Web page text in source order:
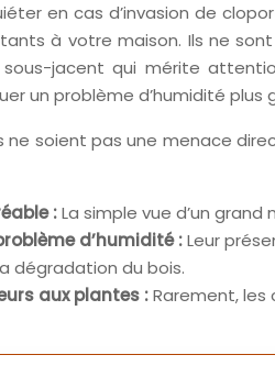
en cas d’invasion de
à votre maison. Ils ne
sous-jacent qui mérite
un problème d’humidité
ne soient pas une menace
:La simple vue d’un
d’humidité :Leur
dégradation du bois.
aux plantes :Rarement,